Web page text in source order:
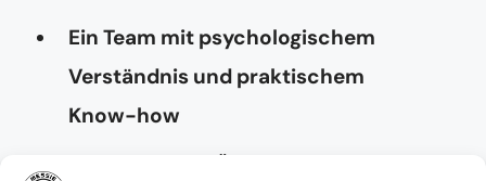
Ein Team mit psychologischem
Verständnis und praktischem
Know-how